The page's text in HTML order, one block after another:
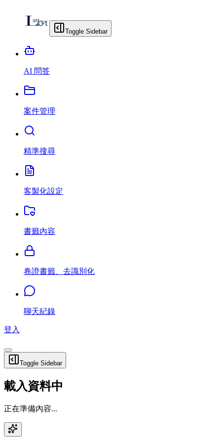
Toggle Sidebar
AI 問答
案件管理
精準搜尋
客製化設定
書籤內容
卷證書籤、去識別化
聊天紀錄
登入
Toggle Sidebar
載入資料中
正在準備內容...